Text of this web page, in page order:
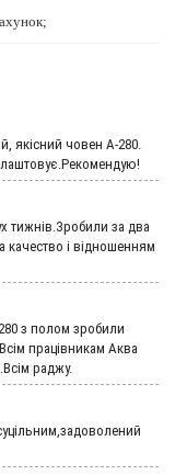
якісний човен А-280.
тижнів.Зробили за два
качество і відношенням
з полом зробили
працівникам Аква
раджу.